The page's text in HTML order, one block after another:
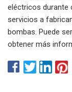
eléctricos durante
servicios a
bombas. Puede
obtener más